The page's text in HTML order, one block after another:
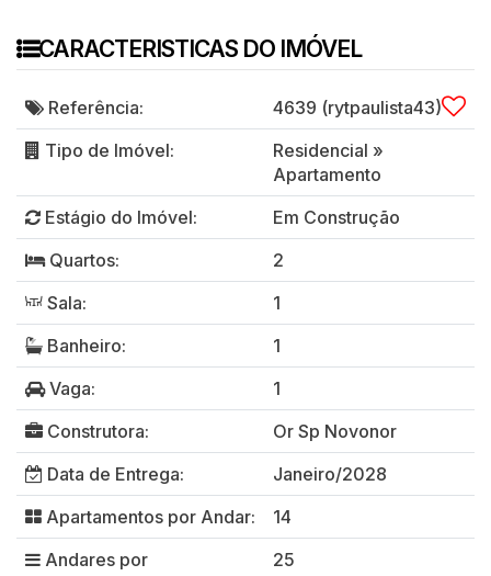
CARACTERISTICAS DO IMÓVEL
Referência: 4639 (rytpaulista43)
Tipo de Imóvel:
Residencial »
Apartamento
Estágio do Imóvel:
Em Construção
Quartos:
2
Sala:
1
Banheiro:
1
Vaga:
1
Construtora:
Or Sp Novonor
Data de Entrega:
Janeiro/2028
Apartamentos por Andar:
14
Andares por
25